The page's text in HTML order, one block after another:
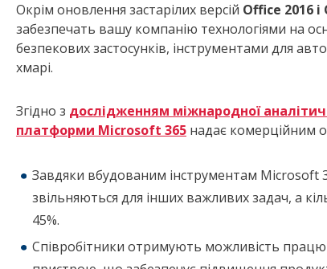
Окрім оновлення застарілих версій Office 2016 і
забезпечать вашу компанію технологіями на
безпекових застосунків, інструментами для
хмарі.
Згідно з дослідженням міжнародної
платформи Microsoft 365 надає комерційним
Завдяки вбудованим інструментам Microsoft
звільняються для інших важливих задач, а
45%.
Співробітники отримують можливість